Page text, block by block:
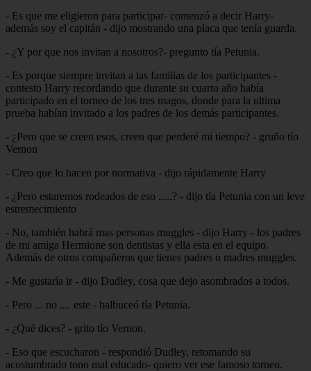
- Es que me eligieron para participar- comenzó a decir Harry-
además soy el capitán - dijo mostrando una placa que tenía guarda.
- ¿Y por que nos invitan a nosotros?- pregunto tía Petunia.
- Es porque siempre invitan a las familias de los participantes -
contesto Harry recordando que durante su cuarto año había
participado en el torneo de los tres magos, donde para la ultima
prueba habían invitado a los padres de los demás participantes.
- ¿Pero que se creen esos, creen que perderé mi tiempo? - gruño tío
Vernon
- Creo que lo hacen por normativa - dijo rápidamente Harry
- ¿Pero estaremos rodeados de eso .....? - dijo tía Petunia con un leve
estremecimiento
- No, también habrá mas personas muggles - dijo Harry - los padres
de mi amiga Hermione son dentistas y ella esta en el equipo.
Además de otros compañeros que tienes padres o madres muggles.
- Me gustaría ir - dijo Dudley, cosa que dejo asombrados a todos.
- Pero ... no .... este - balbuceó tía Petunia.
- ¿Qué dices? - grito tío Vernon.
- Eso que escucharon - respondió Dudley, retomando su
acostumbrado tono mal educado- quiero ver ese famoso torneo.